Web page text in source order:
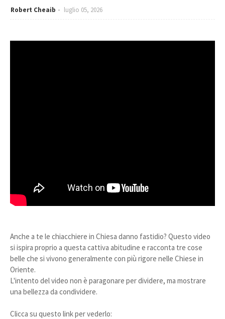
Robert Cheaib luglio 05, 2026
Anche a te le chiacchiere in Chiesa danno fastidio? Questo video
si ispira proprio a questa cattiva abitudine e racconta tre cose
belle che si vivono generalmente con più rigore nelle Chiese in
Oriente.
L'intento del video non è paragonare per dividere, ma mostrare
una bellezza da condividere.
Clicca su questo link per vederlo: